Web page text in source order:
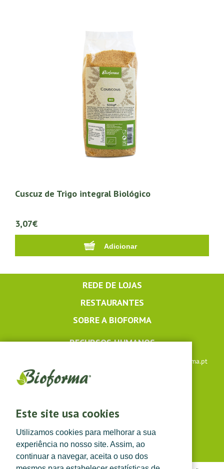
Este site usa cookies
Utilizamos cookies para melhorar a sua
experiência no nosso site. Assim, ao
continuar a navegar, aceita o uso dos
Cuscuz de Trigo integral Biológico
3,07€
REDE DE LOJAS
RESTAURANTES
SOBRE A BIOFORMA
RECURSOS HUMANOS
lojaonline@bioforma.pt
(dias úteis das 8h30 às 13h e das 14h às 17h30)